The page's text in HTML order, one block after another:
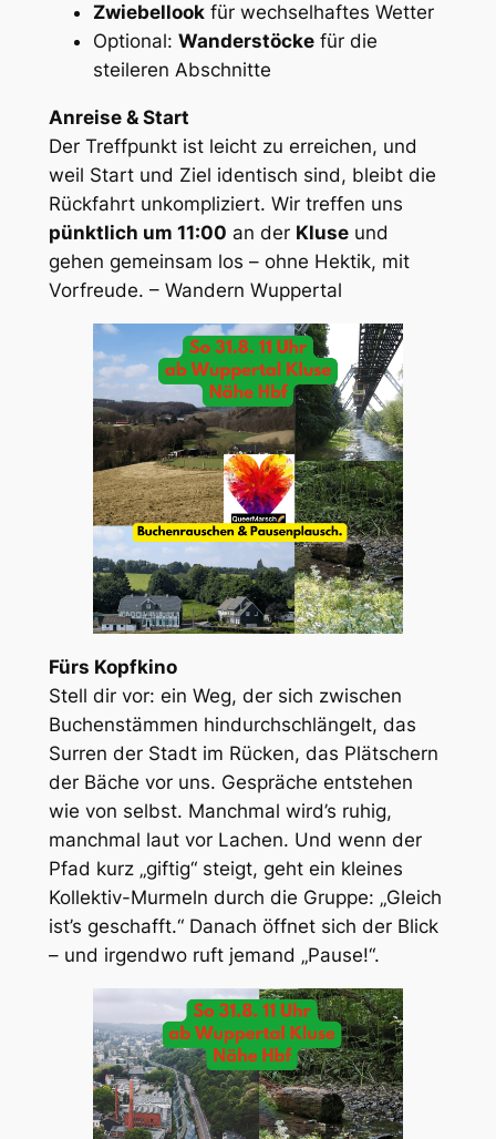
Zwiebellookfür wechselhaftes Wetter
Optional: Wanderstöckefür die
steileren Abschnitte
Anreise & Start
Der Treffpunkt ist leicht zu erreichen, und
weil Start und Ziel identisch sind, bleibt die
Rückfahrt unkompliziert. Wir treffen uns
pünktlich um 11:00 an der Kluseund
gehen gemeinsam los – ohne Hektik, mit
Vorfreude. – Wandern Wuppertal
Fürs Kopfkino
Stell dir vor: ein Weg, der sich zwischen
Buchenstämmen hindurchschlängelt, das
Surren der Stadt im Rücken, das Plätschern
der Bäche vor uns. Gespräche entstehen
wie von selbst. Manchmal wird’s ruhig,
manchmal laut vor Lachen. Und wenn der
Pfad kurz „giftig“ steigt, geht ein kleines
Kollektiv-Murmeln durch die Gruppe: „Gleich
ist’s geschafft.“ Danach öffnet sich der Blick
– und irgendwo ruft jemand „Pause!“.